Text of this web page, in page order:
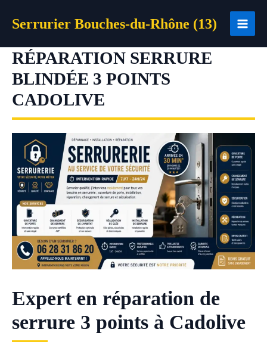
Serrurier Bouches-du-Rhône (13)
RÉPARATION SERRURE
BLINDÉE 3 POINTS
CADOLIVE
Expert en réparation de
serrure 3 points à Cadolive